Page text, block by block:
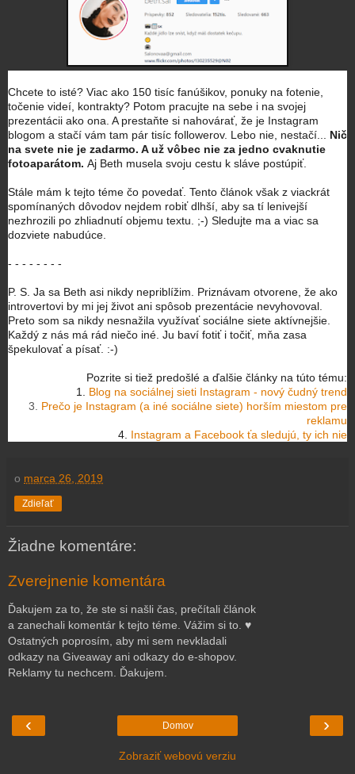
Chcete to isté? Viac ako 150 tisíc fanúšikov, ponuky na fotenie,
točenie videí, kontrakty? Potom pracujte na sebe i na svojej
prezentácii ako ona. A prestaňte si nahovárať, že je Instagram
blogom a stačí vám tam pár tisíc followerov. Lebo nie, nestačí...
Nič
na svete nie je zadarmo. A už vôbec nie za jedno cvaknutie
fotoaparátom. Aj Beth musela svoju cestu k sláve postúpiť.
Stále mám k tejto téme čo povedať. Tento článok však z viackrát
spomínaných dôvodov nejdem robiť dlhší, aby sa tí lenivejší
nezhrozili po zhliadnutí objemu textu. ;-) Sledujte ma a viac sa
dozviete nabudúce.
- - - - - - - -
P. S. Ja sa Beth asi nikdy nepriblížim. Priznávam otvorene, že ako
introvertovi by mi jej život ani spôsob prezentácie nevyhovoval.
Preto som sa nikdy nesnažila využívať sociálne siete aktívnejšie.
Každý z nás má rád niečo iné. Ju baví fotiť i točiť, mňa zasa
špekulovať a písať. :-)
Pozrite si tiež predošlé a ďalšie články na túto tému:
1. Blog na sociálnej sieti Instagram - nový čudný trend
3. Prečo je Instagram (a iné sociálne siete) horším miestom pre
reklamu
4. Instagram a Facebook ťa sledujú, ty ich nie
o marca 26, 2019
Zdieľať
Žiadne komentáre:
Zverejnenie komentára
Ďakujem za to, že ste si našli čas, prečítali článok
a zanechali komentár k tejto téme. Vážim si to. ♥
Ostatných poprosím, aby mi sem nevkladali
odkazy na Giveaway ani odkazy do e-shopov.
Reklamy tu nechcem. Ďakujem.
‹ ›
Domov
Zobraziť webovú verziu